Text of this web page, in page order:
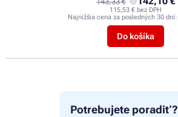
Potrebujete poradiť?
115,53 € bez DPH
Najnižšia cena za posledných 30 dní:
Do košíka